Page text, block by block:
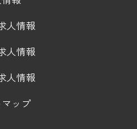
人情報
人情報
人情報
ップ